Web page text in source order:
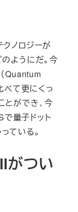
ノロジーが
ようにだ。今
Quantum
べて更にくっ
とができ、今
で量子ドット
ている。
つい